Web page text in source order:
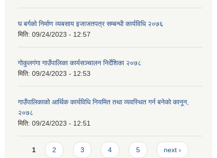
घ बर्गको निर्माण व्यबसाय इजाजतपत्र सम्बन्धी कार्यविधि २०७६
मिति: 09/24/2023 - 12:57
गोकुलगंगा गाउँपालिका कार्यसञ्चालन निर्देशिका २०७८
मिति: 09/24/2023 - 12:53
गाउँपालिकाको आर्थिक कार्यविधि नियमित तथा व्यवस्थित गर्न बनेको कानून,
२०७८
मिति: 09/24/2023 - 12:51
Pages
1 2 3 4 5 next ›